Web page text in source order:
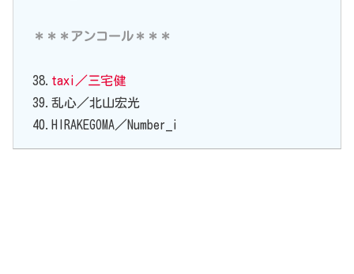
＊＊＊アンコール＊＊＊
38. taxi／三宅健
39.乱心／北山宏光
40.HIRAKEGOMA／Number_i